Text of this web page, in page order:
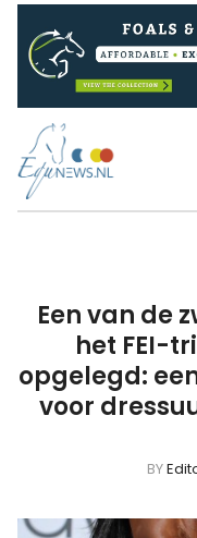
Een van de
het FEI-
opgelegd:
voor
BY